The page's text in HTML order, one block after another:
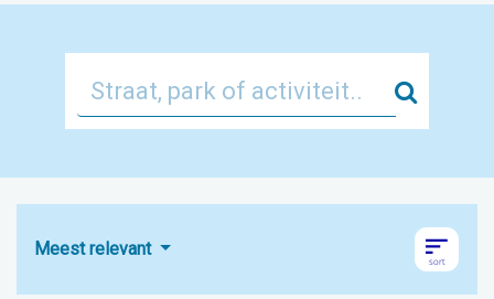
Zoek
Meest relevant